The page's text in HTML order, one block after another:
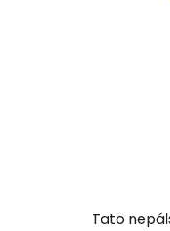
Tato